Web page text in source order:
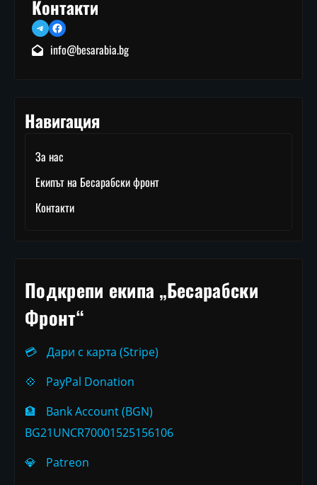
Контакти
TelegramFacebook
info@besarabia.bg
Навигация
За нас
Екипът на Бесарабски фронт
Контакти
Подкрепи екипа „Бесарабски
Фронт“
💳
Дари с карта (Stripe)
💠
PayPal Donation
🏦
Bank Account (BGN)
BG21UNCR70001525156106
💎
Patreon